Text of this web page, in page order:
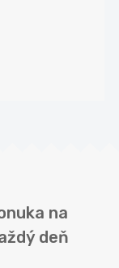
na
deň